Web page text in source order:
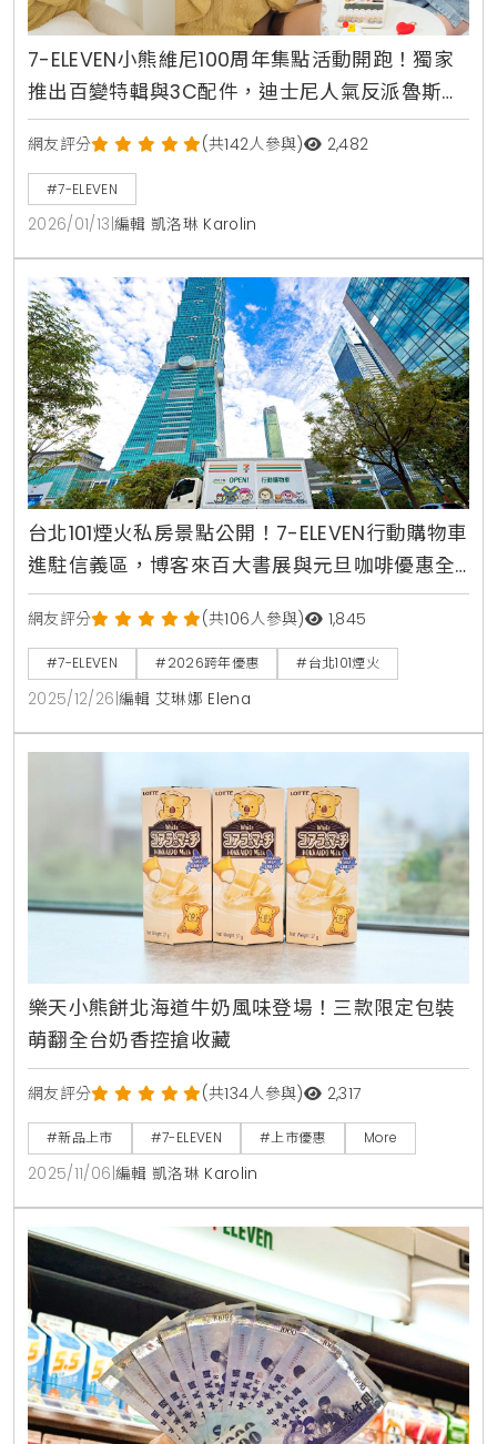
7-ELEVEN小熊維尼100周年集點活動開跑！獨家
推出百變特輯與3C配件，迪士尼人氣反派魯斯佛
新品同步登場
網友評分 (共142人參與) 2,482
#7-ELEVEN
2026/01/13 編輯 凱洛琳 Karolin
台北101煙火私房景點公開！7-ELEVEN行動購物車
進駐信義區，博客來百大書展與元旦咖啡優惠全
掌握
網友評分 (共106人參與) 1,845
#7-ELEVEN #2026跨年優惠 #台北101煙火
2025/12/26 編輯 艾琳娜 Elena
樂天小熊餅北海道牛奶風味登場！三款限定包裝
萌翻全台奶香控搶收藏
網友評分 (共134人參與) 2,317
#新品上市 #7-ELEVEN #上市優惠 More
2025/11/06 編輯 凱洛琳 Karolin